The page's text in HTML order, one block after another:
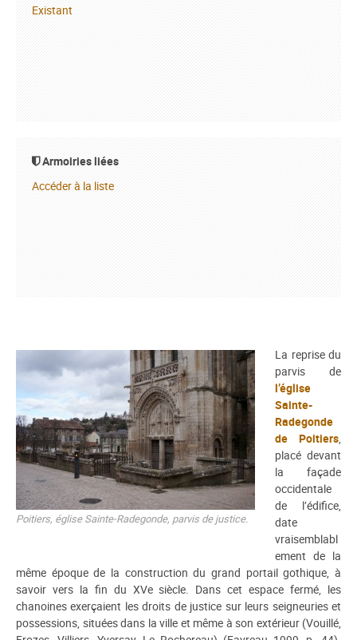
Existant
Armoiries liées
Accéder à la liste
Poitiers, église Sainte-Radegonde, parvis de justice.
La reprise du
parvis de
l’église
Sainte-
Radegonde
de Poitiers,
placé devant
la façade
occidentale
de l’édifice,
date
vraisemblabl
ement de la
même époque de la construction du grand portail gothique, à
savoir vers la fin du XVe siècle. Dans cet espace fermé, les
chanoines exerçaient les droits de justice sur leurs seigneuries et
possessions, situées dans la ville et même à son extérieur (Vouillé,